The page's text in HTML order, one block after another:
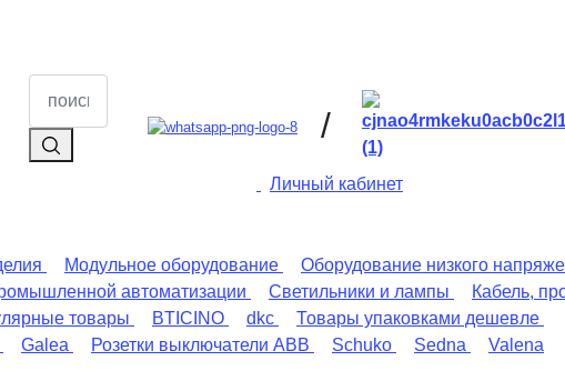
/
Личный кабинет
Модульное оборудование Оборудование низкого
автоматизации Светильники и лампы Кабель,
товары BTICINO dkc Товары упаковками дешевле
Galea Розетки выключатели ABB Schuko Sedna Valena